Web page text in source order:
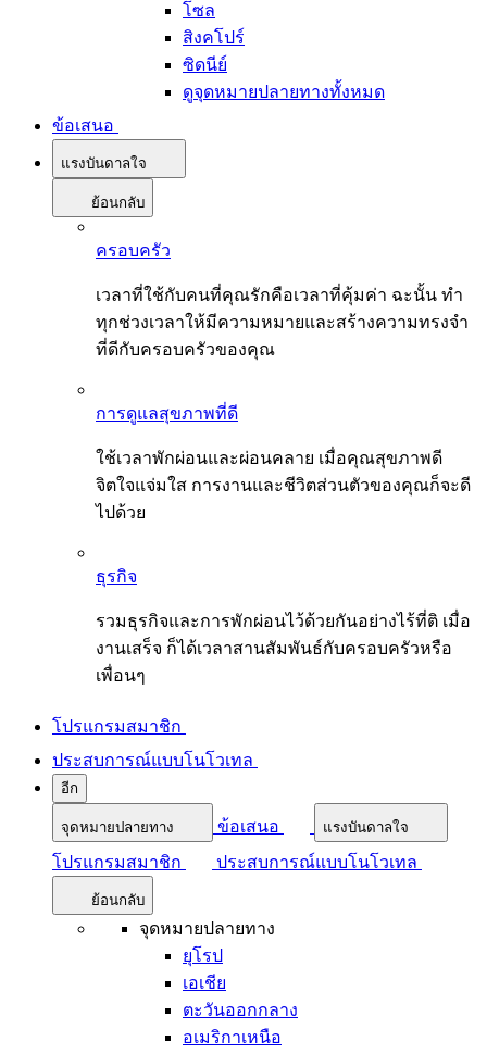
โซล
สิงคโปร์
ซิดนีย์
ดูจุดหมายปลายทางทั้งหมด
ข้อเสนอ
แรงบันดาลใจ
ย้อนกลับ
ครอบครัว
เวลาที่ใช้กับคนที่คุณรักคือเวลาที่คุ้มค่า ฉะนั้น ทำ
ทุกช่วงเวลาให้มีความหมายและสร้างความทรงจำ
ที่ดีกับครอบครัวของคุณ
การดูแลสุขภาพที่ดี
ใช้เวลาพักผ่อนและผ่อนคลาย เมื่อคุณสุขภาพดี
จิตใจแจ่มใส การงานและชีวิตส่วนตัวของคุณก็จะดี
ไปด้วย
ธุรกิจ
รวมธุรกิจและการพักผ่อนไว้ด้วยกันอย่างไร้ที่ติ เมื่อ
งานเสร็จ ก็ได้เวลาสานสัมพันธ์กับครอบครัวหรือ
เพื่อนๆ
โปรแกรมสมาชิก
ประสบการณ์แบบโนโวเทล
อีก
จุดหมายปลายทาง ข้อเสนอ แรงบันดาลใจ
โปรแกรมสมาชิก ประสบการณ์แบบโนโวเทล
ย้อนกลับ
จุดหมายปลายทาง
ยุโรป
เอเชีย
ตะวันออกกลาง
อเมริกาเหนือ